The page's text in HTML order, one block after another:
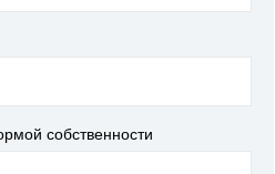
собственности